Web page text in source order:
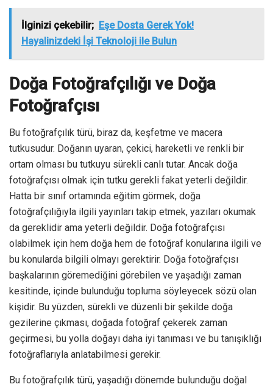
İlginizi çekebilir; Eşe Dosta Gerek Yok!
Hayalinizdeki İşi Teknoloji ile Bulun
Doğa Fotoğrafçılığı ve Doğa
Fotoğrafçısı
Bu fotoğrafçılık türü, biraz da, keşfetme ve macera
tutkusudur. Doğanın uyaran, çekici, hareketli ve renkli bir
ortam olması bu tutkuyu sürekli canlı tutar. Ancak doğa
fotoğrafçısı olmak için tutku gerekli fakat yeterli değildir.
Hatta bir sınıf ortamında eğitim görmek, doğa
fotoğrafçılığıyla ilgili yayınları takip etmek, yazıları okumak
da gereklidir ama yeterli değildir. Doğa fotoğrafçısı
olabilmek için hem doğa hem de fotoğraf konularına ilgili ve
bu konularda bilgili olmayı gerektirir. Doğa fotoğrafçısı
başkalarının göremediğini görebilen ve yaşadığı zaman
kesitinde, içinde bulunduğu topluma söyleyecek sözü olan
kişidir. Bu yüzden, sürekli ve düzenli bir şekilde doğa
gezilerine çıkması, doğada fotoğraf çekerek zaman
geçirmesi, bu yolla doğayı daha iyi tanıması ve bu tanışıklığı
fotoğraflarıyla anlatabilmesi gerekir.
Bu fotoğrafçılık türü, yaşadığı dönemde bulunduğu doğal